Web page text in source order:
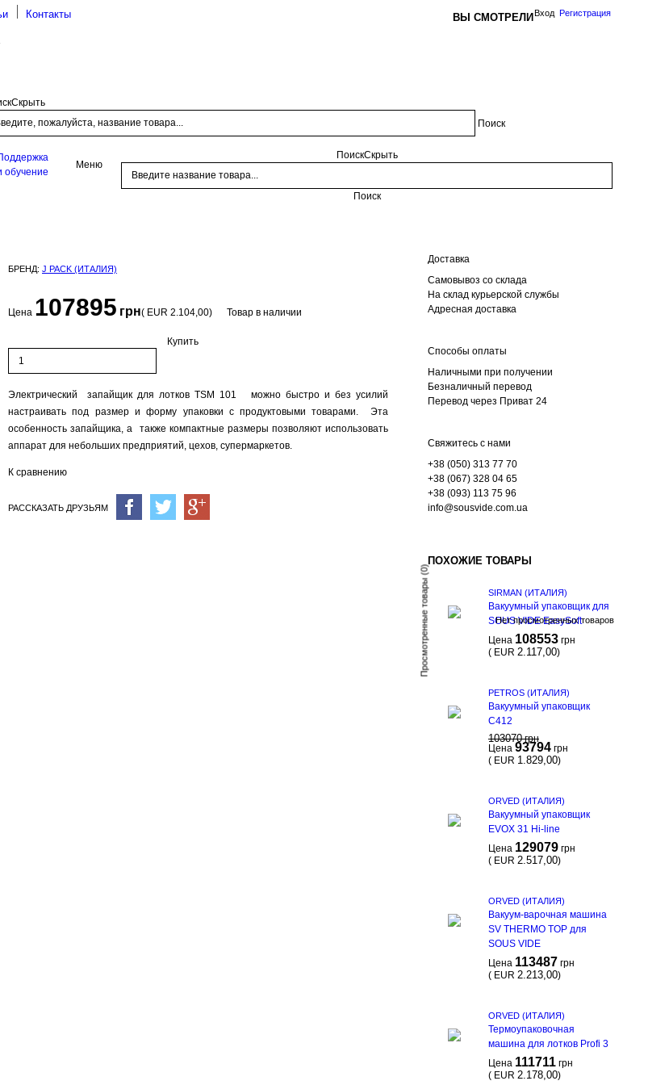
Контакты Вход Регистрация
Скрыть
Поиск
обучение
Меню
ПоискСкрыть
Поиск
Доставка
Самовывоз со склада
На склад курьерской службы
Адресная доставка
Способы оплаты
Наличными при получении
Безналичный перевод
Перевод через Приват 24
Свяжитесь с нами
+38 (050) 313 77 70
+38 (067) 328 04 65
+38 (093) 113 75 96
info@sousvide.com.ua
ПОХОЖИЕ ТОВАРЫ
SIRMAN (ИТАЛИЯ)
Вакуумный упаковщик для
SOUS VIDE EasySoft
Цена 108553 грн
( EUR 2.117,00)
PETROS (ИТАЛИЯ)
Вакуумный упаковщик
С412
103070 грн
Цена 93794 грн
( EUR 1.829,00)
ORVED (ИТАЛИЯ)
Вакуумный упаковщик
EVOX 31 Hi-line
Цена 129079 грн
( EUR 2.517,00)
ORVED (ИТАЛИЯ)
Вакуум-варочная машина
SV THERMO TOP для
SOUS VIDE
Цена 113487 грн
( EUR 2.213,00)
ORVED (ИТАЛИЯ)
Термоупаковочная
машина для лотков Profi 3
Цена 111711 грн
( EUR 2.178,00)
БРЕНД: J PACK (ИТАЛИЯ)
Цена 107895 грн( EUR 2.104,00) Товар в наличии
Купить
Электрический запайщик для лотков TSM 101 можно быстро и без усилий
настраивать под размер и форму упаковки с продуктовыми товарами. Эта
особенность запайщика, а также компактные размеры позволяют использовать
аппарат для небольших предприятий, цехов, супермаркетов.
К сравнению
РАССКАЗАТЬ ДРУЗЬЯМ
Просмотренные товары
(0)
ВЫ СМОТРЕЛИ
Нет просмотренных товаров